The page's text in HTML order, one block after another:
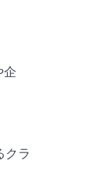
企
クラ